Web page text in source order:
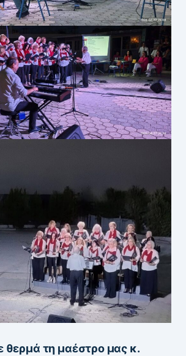
θερμά τη μαέστρο μας κ.